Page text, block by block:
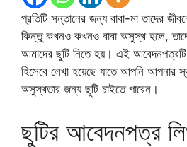
প্রতিটি সন্তানের জন্য বাবা-মা তাদের
কিন্তু কখনও কখনও বাবা অসুস্থ হলে,
আমাদের ছুটি নিতে হয়। এই
হিসেবে লেখা হয়েছে যাতে আপনি আপনার
অসুস্থতার জন্য ছুটি চাইতে পারেন।
ছুটির আবেদনপত্র